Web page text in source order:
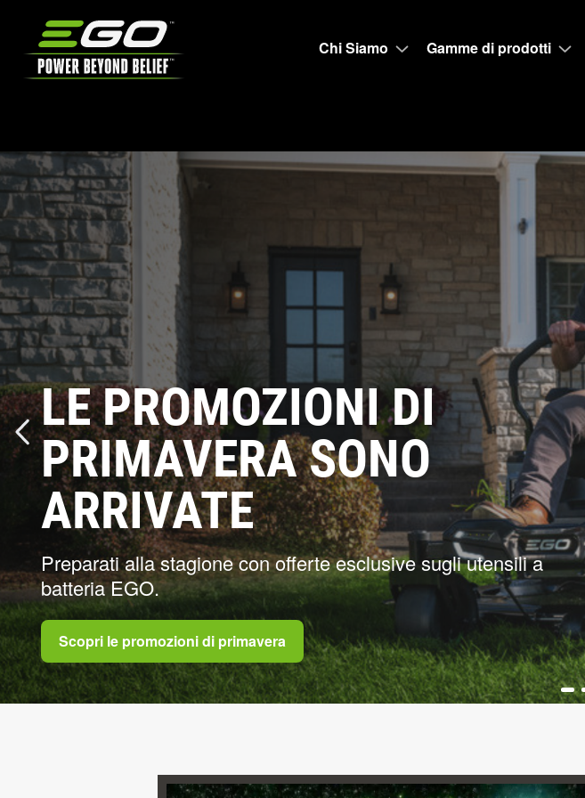
Chi Siamo
Gamme di prodotti
PIÙ CHE SEMPLICI
ATTREZZI DA GIARDINO
Un ottimo modo per goderti e prenderti cura dei tuoi spazi esterni
con i nostri strumenti lifestyle